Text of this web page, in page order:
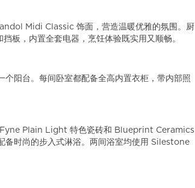
Midi Classic 饰面，营造温暖优雅的氛围。厨
板，内置全套电器，烹饪体验既实用又顺畅。
阳台。每间卧室都配备全高内置衣柜，带内部照
Fyne Plain Light 特色瓷砖和 Blueprint Ceramics
备时尚的步入式淋浴。两间浴室均使用 Silestone